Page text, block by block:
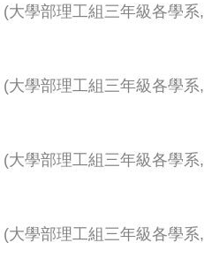
(大學部理工組三年級各學系
(大學部理工組三年級各學系
(大學部理工組三年級各學系
(大學部理工組三年級各學系